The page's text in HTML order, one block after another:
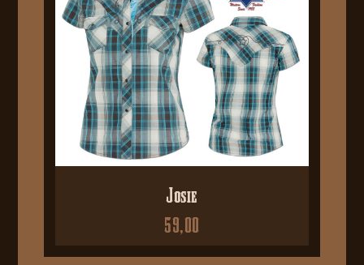
Josie
59,00